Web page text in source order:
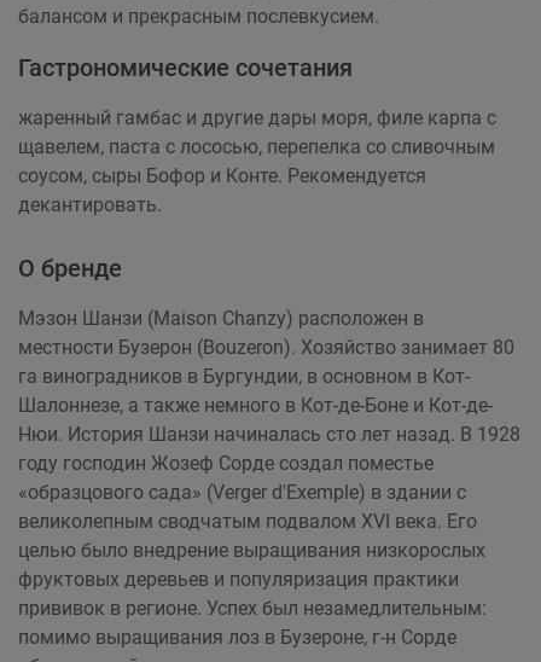
балансом и прекрасным послевкусием.
Гастрономические сочетания
жаренный гамбас и другие дары моря, филе карпа с
щавелем, паста с лососью, перепелка со сливочным
соусом, сыры Бофор и Конте. Рекомендуется
декантировать.
О бренде
Мэзон Шанзи (Maison Chanzy) расположен в
местности Бузерон (Bouzeron). Хозяйство занимает 80
га виноградников в Бургундии, в основном в Кот-
Шалоннезе, а также немного в Кот-де-Боне и Кот-де-
Нюи. История Шанзи начиналась сто лет назад. В 1928
году господин Жозеф Сорде создал поместье
«образцового сада» (Verger d'Exemple) в здании с
великолепным сводчатым подвалом XVI века. Его
целью было внедрение выращивания низкорослых
фруктовых деревьев и популяризация практики
прививок в регионе. Успех был незамедлительным:
помимо выращивания лоз в Бузероне, г-н Сорде